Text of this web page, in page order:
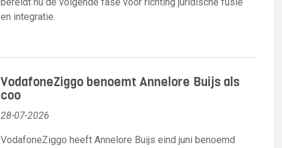
en integratie.
VodafoneZiggo benoemt Annelore Buijs als
coo
28-07-2026
VodafoneZiggo heeft Annelore Buijs eind juni benoemd